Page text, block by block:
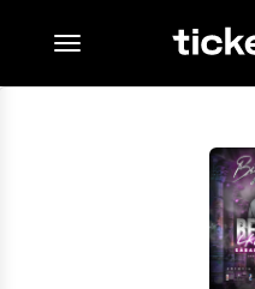
desplegar navegación